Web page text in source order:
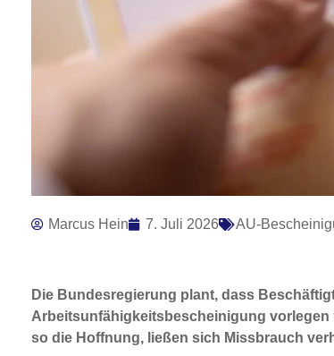
Marcus Hein 7. Juli 2026 AU-
Die Bundesregierung plant, dass
Arbeitsunfähigkeitsbescheinigung
so die Hoffnung, ließen sich Missbrauch